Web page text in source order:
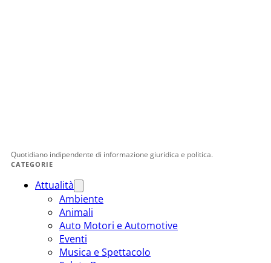
Quotidiano indipendente di informazione giuridica e politica.
CATEGORIE
Attualità
Ambiente
Animali
Auto Motori e Automotive
Eventi
Musica e Spettacolo